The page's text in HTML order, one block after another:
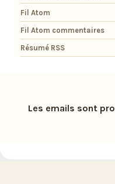
Fil Atom
Fil Atom commentaires
Résumé RSS
Les emails sont